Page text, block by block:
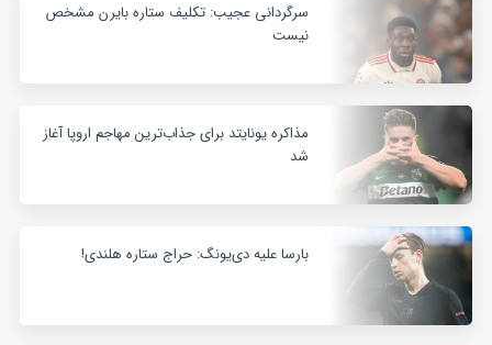
سرگردانی عجیب: تکلیف ستاره بایرن مشخص
نیست
مذاکره یونایتد برای جذاب‌ترین مهاجم اروپا آغاز
شد
بارسا علیه دی‌یونگ: حراج ستاره هلندی!